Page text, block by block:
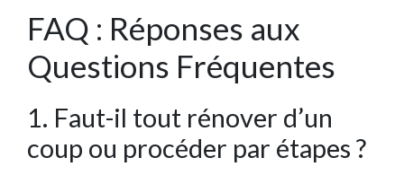
FAQ : Réponses aux
Questions Fréquentes
1. Faut-il tout rénover d’un
coup ou procéder par étapes ?